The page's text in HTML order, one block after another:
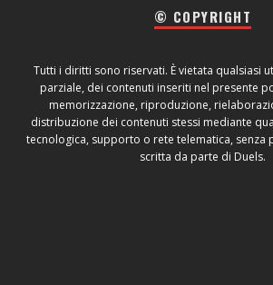
© COPYRIGHT
Tutti i diritti sono riservati. È vietata qualsiasi
parziale, dei contenuti inseriti nel presente
memorizzazione, riproduzione,
distribuzione dei contenuti stessi mediante
tecnologica, supporto o rete telematica, senza
scritta da parte di Duels.